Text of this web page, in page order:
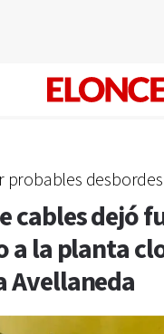
probables
cables dejó
a la planta
Avellaneda